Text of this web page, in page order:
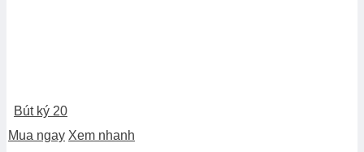
Bút ký 20
Mua ngay Xem nhanh